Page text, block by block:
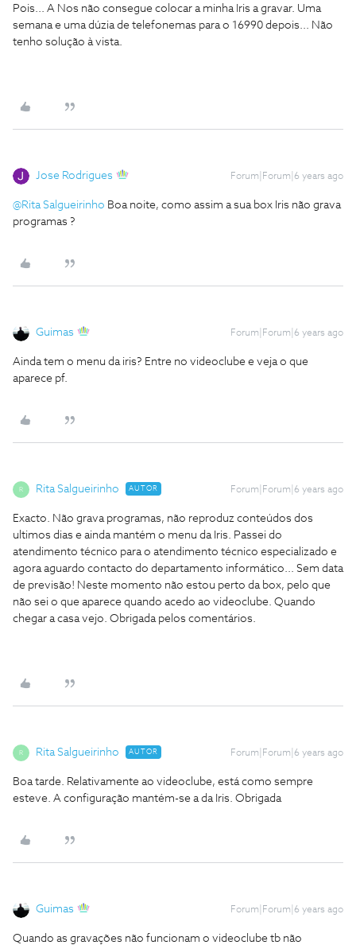
Pois... A Nos não consegue colocar a minha Iris a gravar. Uma
semana e uma dúzia de telefonemas para o 16990 depois... Não
tenho solução à vista.
Jose Rodrigues Forum|Forum|6 years ago
@Rita Salgueirinho Boa noite, como assim a sua box Iris não grava
programas ?
Guimas Forum|Forum|6 years ago
Ainda tem o menu da iris? Entre no videoclube e veja o que
aparece pf.
R Rita Salgueirinho AUTOR Forum|Forum|6 years ago
Exacto. Não grava programas, não reproduz conteúdos dos
ultimos dias e ainda mantém o menu da Iris. Passei do
atendimento técnico para o atendimento técnico especializado e
agora aguardo contacto do departamento informático... Sem data
de previsão! Neste momento não estou perto da box, pelo que
não sei o que aparece quando acedo ao videoclube. Quando
chegar a casa vejo. Obrigada pelos comentários.
R Rita Salgueirinho AUTOR Forum|Forum|6 years ago
Boa tarde. Relativamente ao videoclube, está como sempre
esteve. A configuração mantém-se a da Iris. Obrigada
Guimas Forum|Forum|6 years ago
Quando as gravações não funcionam o videoclube tb não